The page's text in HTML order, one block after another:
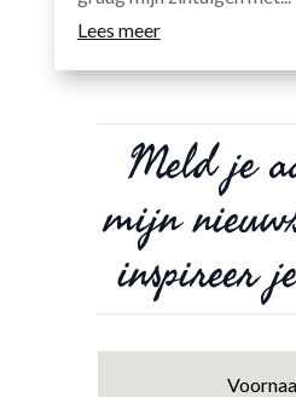
Lees meer
Meld je
mijn
inspireer